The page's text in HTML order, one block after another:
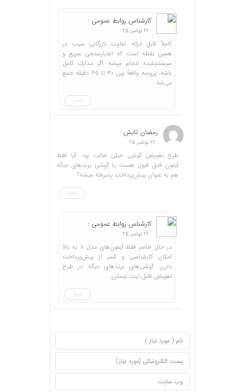
کارشناس روابط عمومی :
22 نوامبر 25
کاملاً قابل درکه. تفاوت بازرگانی سیب در
همین نقطه است که اعتبارسنجی سریع و
سیستم‌شده انجام میشه. اگر مدارک کامل
باشه، پروسه واقعاً بین ۳۰ تا ۴۵ دقیقه جمع
می‌شه.
پاسخ
رمضان تابش :
22 نوامبر 25
طرح تعویض گوشی خیلی جالب بود. آیا فقط
آیفون قابل قبول هست یا گوشی برندهای دیگه
هم به عنوان پیش‌پرداخت پذیرفته میشه؟
پاسخ
کارشناس روابط عمومی :
22 نوامبر 25
در حال حاضر فقط آیفون‌های مدل ۸ به بالا
امکان کارشناسی و کسر از پیش‌پرداخت
دارن. گوشی‌های برندهای دیگه در طرح
تعویض قابل ثبت نیستن.
پاسخ